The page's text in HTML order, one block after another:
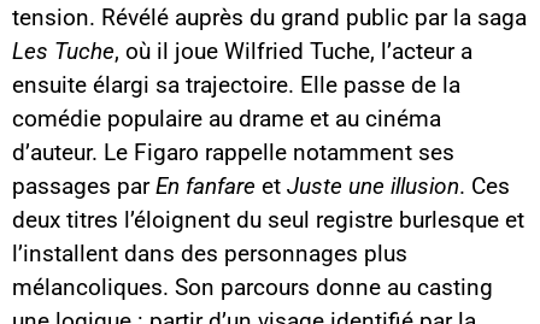
tension. Révélé auprès du grand public par la saga
Les Tuche, où il joue Wilfried Tuche, l’acteur a
ensuite élargi sa trajectoire. Elle passe de la
comédie populaire au drame et au cinéma
d’auteur. Le Figaro rappelle notamment ses
passages parEn fanfare et Juste une illusion. Ces
deux titres l’éloignent du seul registre burlesque et
l’installent dans des personnages plus
mélancoliques. Son parcours donne au casting